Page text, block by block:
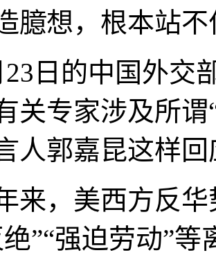
臆想，根本站不
的中国外交部
关专家涉及所
人郭嘉昆这样回
，美西方反华
”“强迫劳动”